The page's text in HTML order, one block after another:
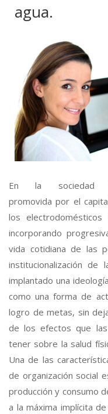
agua.
En la sociedad
promovida por el
los
incorporando
vida cotidiana de las
institucionalización de
implantado una
como una forma de
logro de metas, sin
de los efectos que las
tener sobre la salud
Una de las
de organización social
producción y consumo
a la máxima implícita de